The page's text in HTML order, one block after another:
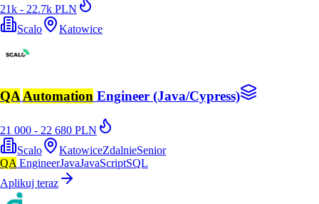
21k - 22.7k PLN
Scalo
Katowice
QA Automation Engineer (Java/Cypress)
21 000 - 22 680 PLN
Scalo
KatowiceZdalnieSenior
QA EngineerJavaJavaScriptSQL
Aplikuj teraz